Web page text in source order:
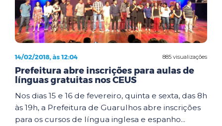
885 visualizações
14/02/2018, às 12:04
Prefeitura abre inscrições para aulas de
línguas gratuitas nos CEUS
Nos dias 15 e 16 de fevereiro, quinta e sexta, das 8h
às 19h, a Prefeitura de Guarulhos abre inscrições
para os cursos de língua inglesa e espanho...